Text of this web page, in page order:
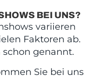
BEI UNS?
variieren
Faktoren ab.
genannt.
Sie bei uns